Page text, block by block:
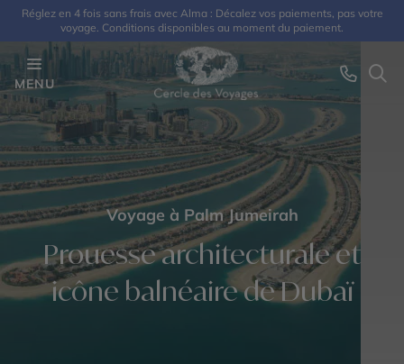
Réglez en 4 fois sans frais avec Alma : Décalez vos paiements, pas votre
voyage. Conditions disponibles au moment du paiement.
MENU
Voyage à Palm Jumeirah
Prouesse architecturale et
icône balnéaire de Dubaï